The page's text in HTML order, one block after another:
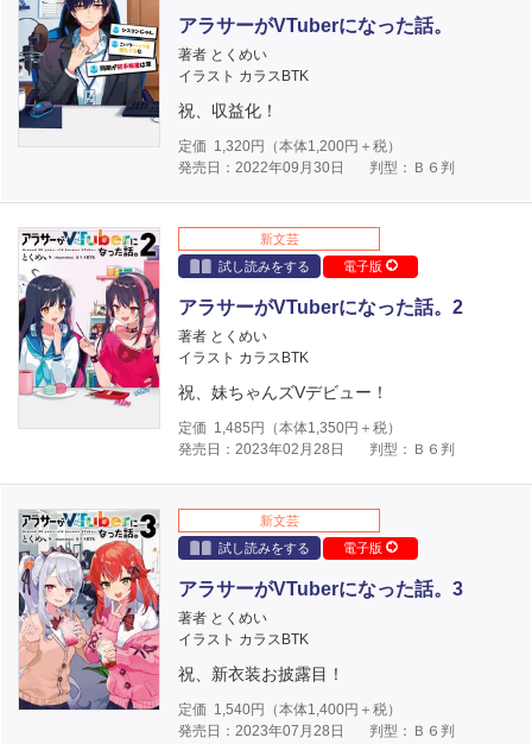
アラサーがVTuberになった話。
著者 とくめい
イラスト カラスBTK
祝、収益化！
定価 1,320円（本体1,200円＋税）
発売日：2022年09月30日
判型：Ｂ６判
新文芸
試し読みをする
電子版
アラサーがVTuberになった話。2
著者 とくめい
イラスト カラスBTK
祝、妹ちゃんズVデビュー！
定価 1,485 円（本体1,350円＋税）
発売日：2023年02月28日
判型：Ｂ６判
新文芸
試し読みをする
電子版
アラサーがVTuberになった話。3
著者 とくめい
イラスト カラスBTK
祝、新衣装お披露目！
定価 1,540円（本体1,400円＋税）
発売日：2023年07月28日
判型：Ｂ６判